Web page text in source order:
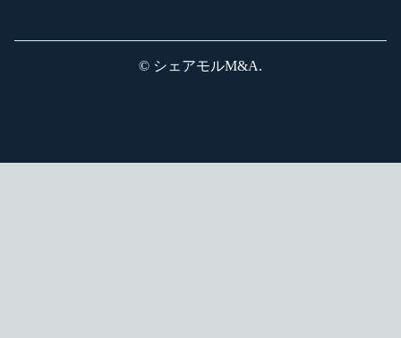
© シェアモルM&A.